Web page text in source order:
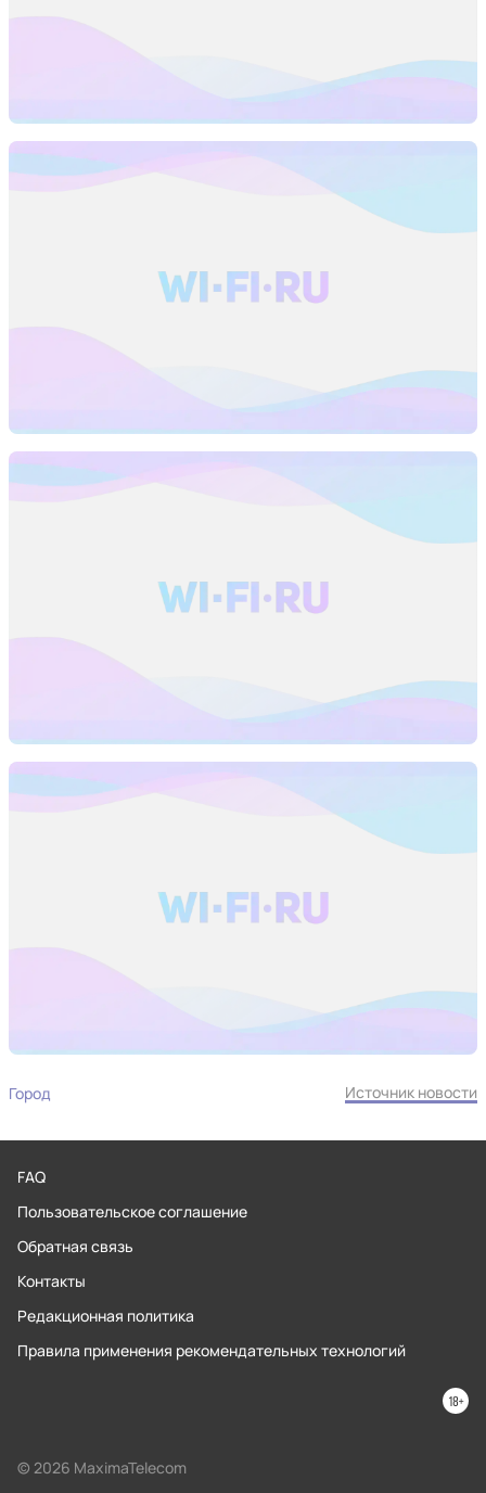
Город Источник новости
FAQ
Пользовательское соглашение
Обратная связь
Контакты
Редакционная политика
Правила применения рекомендательных технологий
© 2026 MaximaTelecom